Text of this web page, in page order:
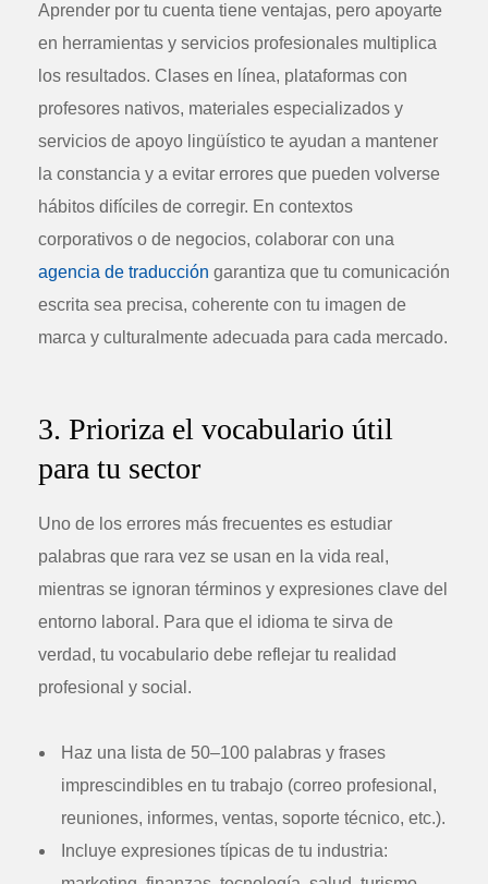
Aprender por tu cuenta tiene ventajas, pero apoyarte
en herramientas y servicios profesionales multiplica
los resultados. Clases en línea, plataformas con
profesores nativos, materiales especializados y
servicios de apoyo lingüístico te ayudan a mantener
la constancia y a evitar errores que pueden volverse
hábitos difíciles de corregir. En contextos
corporativos o de negocios, colaborar con una
agencia de traducción garantiza que tu comunicación
escrita sea precisa, coherente con tu imagen de
marca y culturalmente adecuada para cada mercado.
3. Prioriza el vocabulario útil
para tu sector
Uno de los errores más frecuentes es estudiar
palabras que rara vez se usan en la vida real,
mientras se ignoran términos y expresiones clave del
entorno laboral. Para que el idioma te sirva de
verdad, tu vocabulario debe reflejar tu realidad
profesional y social.
Haz una lista de 50–100 palabras y frases
imprescindibles en tu trabajo (correo profesional,
reuniones, informes, ventas, soporte técnico, etc.).
Incluye expresiones típicas de tu industria: